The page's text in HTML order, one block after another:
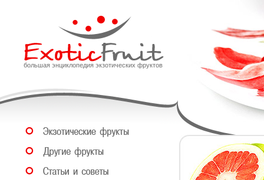
большая энциклопедия экзотических фруктов